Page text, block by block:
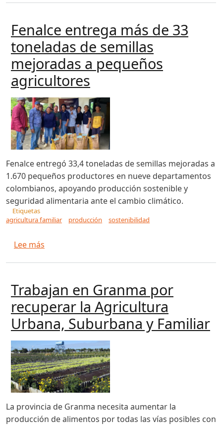
Fenalce entrega más de 33
toneladas de semillas
mejoradas a pequeños
agricultores
Fenalce entregó 33,4 toneladas de semillas mejoradas a
1.670 pequeños productores en nueve departamentos
colombianos, apoyando producción sostenible y
seguridad alimentaria ante el cambio climático.
Etiquetas
agricultura familiar
producción sostenibilidad
Lee más
Trabajan en Granma por
recuperar la Agricultura
Urbana, Suburbana y Familiar
La provincia de Granma necesita aumentar la
producción de alimentos por todas las vías posibles con